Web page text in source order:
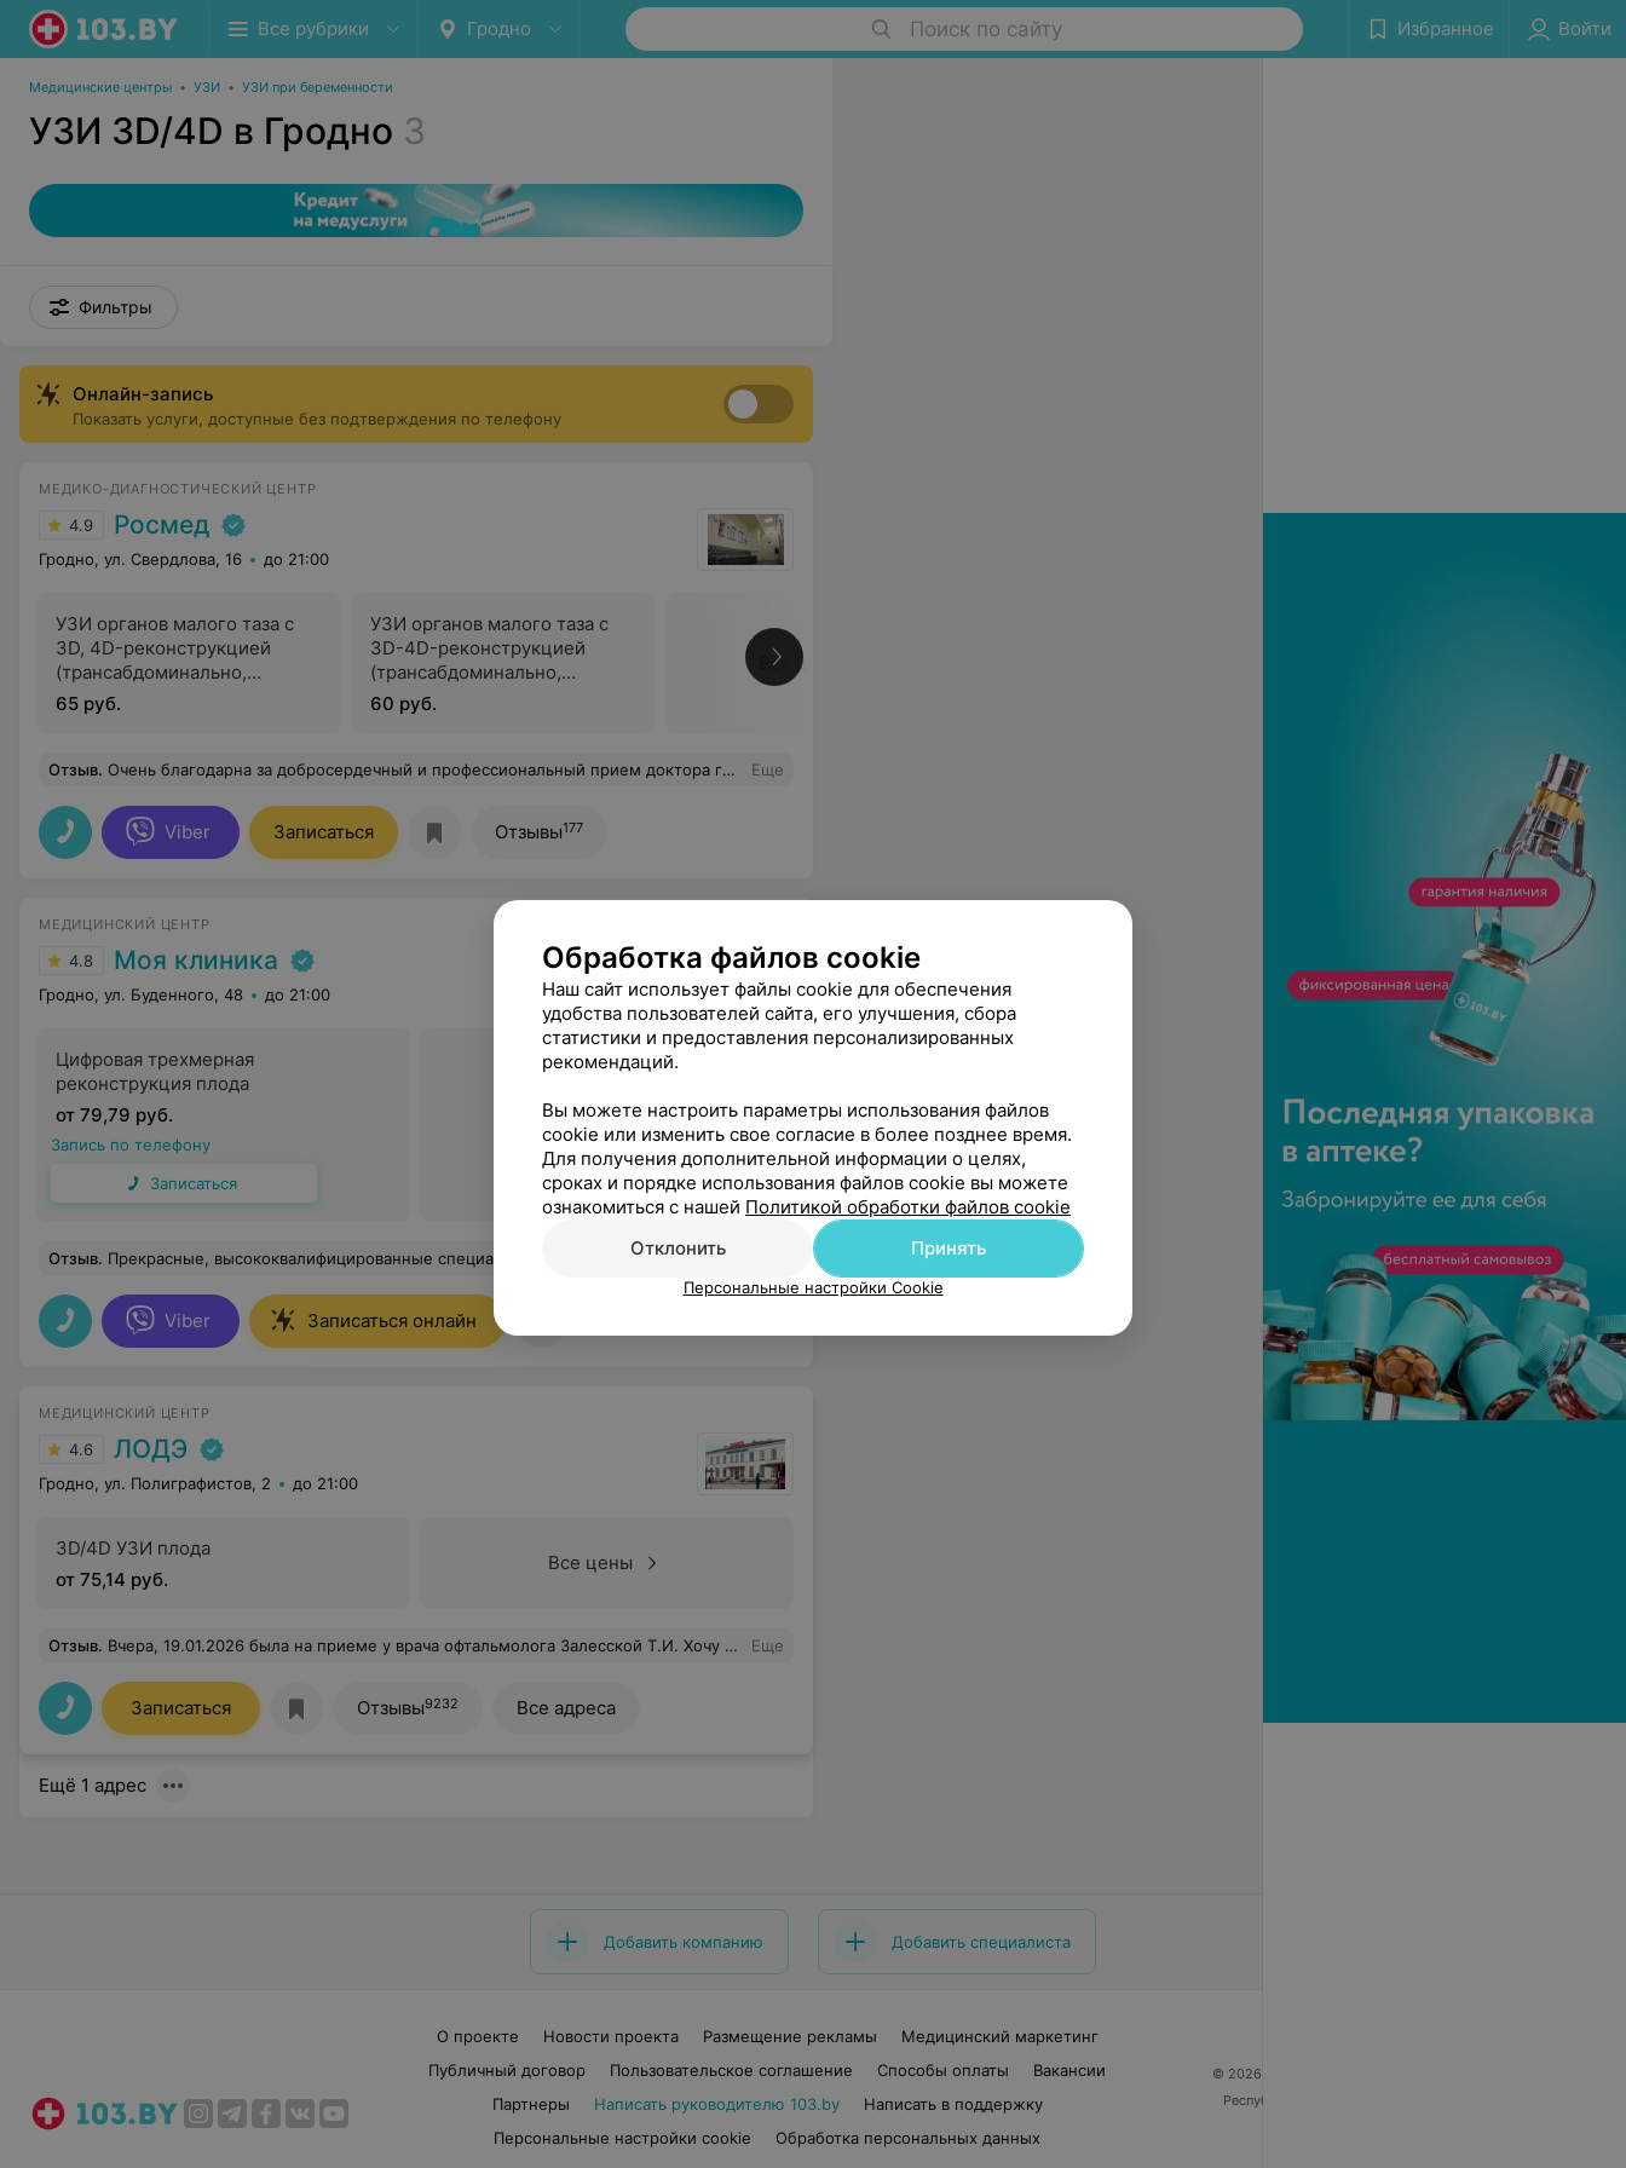
Все рубрики Гродно Поиск по сайту Избранное Войти
Медицинские центры • УЗИ • УЗИ при беременности
УЗИ 3D/4D в Гродно 3
Фильтры
Онлайн-запись
Показать услуги, доступные без подтверждения по телефону
МЕДИКО-ДИАГНОСТИЧЕСКИЙ ЦЕНТР
4.9 Росмед
Гродно, ул. Свердлова, 16 до 21:00
УЗИ органов малого таза с
3D, 4D-реконструкцией
(трансабдоминально,
трансвагинально)
65 руб.
УЗИ органов малого таза с
3D-4D-реконструкцией
(трансабдоминально,
трансвагинально)
60 руб.
Все цены
Отзыв. Очень благодарна за добросердечный и профессиональный прием доктора гастроэнтеролога Кобринского В.М. Еще
Viber Записаться Отзывы177
МЕДИЦИНСКИЙ ЦЕНТР
4.8 Моя клиника
Гродно, ул. Буденного, 48 до 21:00
Цифровая трехмерная
реконструкция плода
от 79,79 руб.
Запись по телефону
Записаться
Все цены
Отзыв. Прекрасные, высококвалифицированные специалисты, отзывчивые администраторы. Медицинские услуги на высоком уровне.
Viber Записаться онлайн
МЕДИЦИНСКИЙ ЦЕНТР
4.6 ЛОДЭ
Гродно, ул. Полиграфистов, 2 до 21:00
3D/4D УЗИ плода
от 75,14 руб.
Все цены
Отзыв. Вчера, 19.01.2026 была на приеме у врача офтальмолога Залесской Т.И. Хочу сказать, что это настоящий врач! Профессионал своего дела. Внимательная, скрупулезная (в самом хорошем понимании этого слова). Очень приятно, что наши Беларусские врачи лучшие! Еще
Записаться Отзывы9232 Все адреса
Ещё 1 адрес
Добавить компанию Добавить специалиста
О проекте Новости проекта Размещение рекламы
Медицинский маркетинг
Публичный договор
Пользовательское соглашение Способы оплаты
Вакансии
Партнеры
Написать руководителю 103.by
Написать в поддержку
Персональные настройки cookie
Обработка персональных данных
© 2026 ООО «Артокс Лаб», УНП 191700409
Республика Беларусь, г. Минск, улица Толбухина, 2,
Обработка файлов cookie
Наш сайт использует файлы cookie для обеспечения
удобства пользователей сайта, его улучшения, сбора
статистики и предоставления персонализированных
рекомендаций.
Вы можете настроить параметры использования файлов
cookie или изменить свое согласие в более позднее время.
Для получения дополнительной информации о целях,
сроках и порядке использования файлов cookie вы можете
ознакомиться с нашей Политикой обработки файлов cookie
Отклонить
Принять
Персональные настройки Cookie